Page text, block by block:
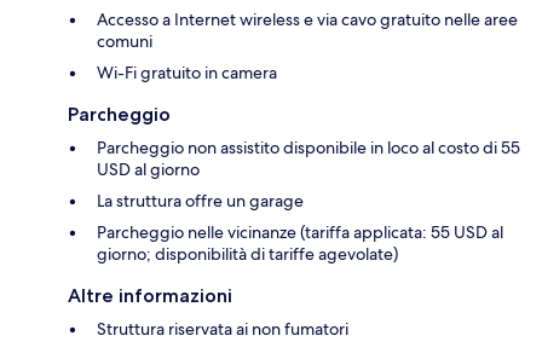
Accesso a Internet wireless e via cavo gratuito nelle aree
comuni
Wi-Fi gratuito in camera
Parcheggio
Parcheggio non assistito disponibile in loco al costo di 55
USD al giorno
La struttura offre un garage
Parcheggio nelle vicinanze (tariffa applicata: 55 USD al
giorno; disponibilità di tariffe agevolate)
Altre informazioni
Struttura riservata ai non fumatori